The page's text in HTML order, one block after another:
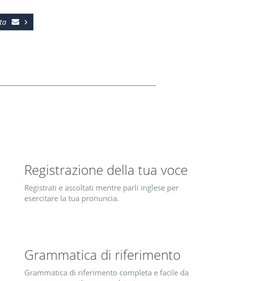
Registrazione della tua voce
Registrati e ascoltati mentre parli inglese per
esercitare la tua pronuncia.
Grammatica di riferimento
Grammatica di riferimento completa e facile da